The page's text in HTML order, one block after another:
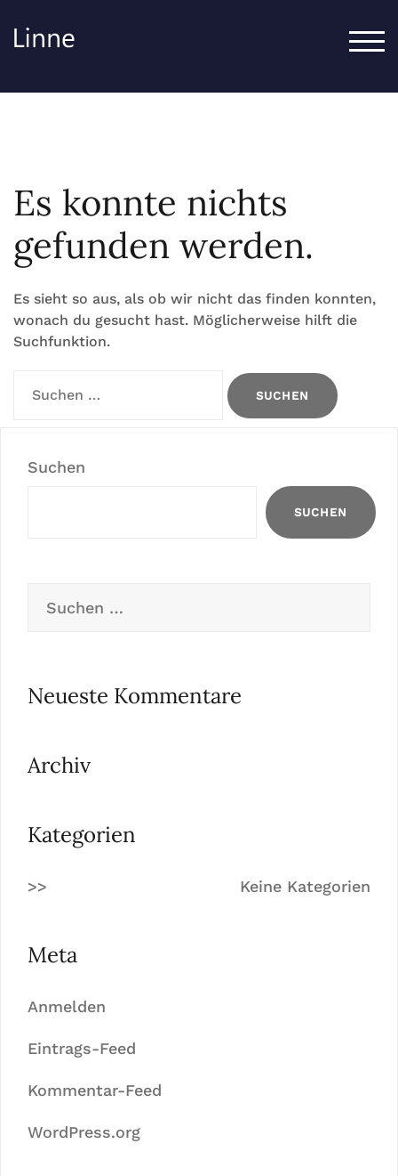
Inhalt
springen
Es konnte nichts
gefunden werden.
Es sieht so aus, als ob wir nicht das finden konnten,
wonach du gesucht hast. Möglicherweise hilft die
Suchfunktion.
nach:
Suchen
SUCHEN
nach:
Neueste Kommentare
Archiv
Kategorien
Keine Kategorien
Meta
Anmelden
Eintrags-Feed
Kommentar-Feed
WordPress.org